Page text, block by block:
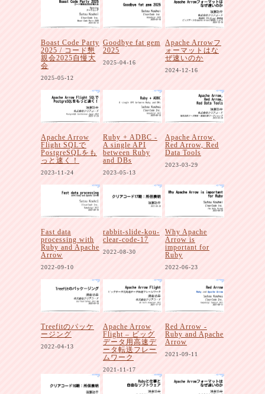
Boast Code Party
2025 / コード懇
親会2025自慢大
会
2025-05-12
Goodbye fat gem
2025
2025-04-16
Apache Arrowフ
ォーマットはな
ぜ速いのか
2024-12-16
Apache Arrow
Flight SQLで
PostgreSQLをも
っと速く！
2023-11-24
Ruby + ADBC -
A single API
between Ruby
and DBs
2023-05-13
Apache Arrow,
Red Arrow, Red
Data Tools
2023-03-29
Fast data
processing with
Ruby and Apache
Arrow
2022-09-10
rabbit-slide-kou-
clear-code-17
2022-08-30
Why Apache
Arrow is
important for
Ruby
2022-06-23
Treefitのパッケ
ージング
2022-04-13
Apache Arrow
Flight – ビッグ
データ用高速デ
ータ転送フレー
ムワーク
2021-11-17
Red Arrow -
Ruby and Apache
Arrow
2021-09-11